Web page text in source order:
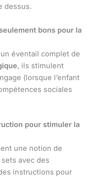
dessus.
bons pour la
éventail complet de
, ils stimulent
(lorsque l’enfant
sociales
pour stimuler la
une notion de
avec des
instructions pour